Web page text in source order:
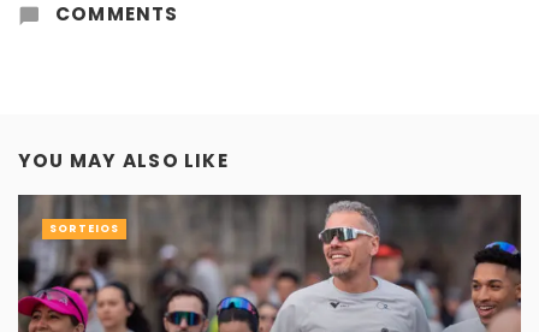
COMMENTS
YOU MAY ALSO LIKE
SORTEIOS